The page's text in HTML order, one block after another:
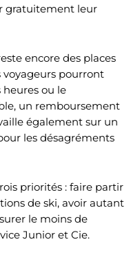
gratuitement leur
encore des places
voyageurs pourront
ou le
un remboursement
également sur un
les désagréments
priorités : faire partir
de ski, avoir autant
le moins de
Junior et Cie.